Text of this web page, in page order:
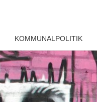
KOMMUNALPOLITIK